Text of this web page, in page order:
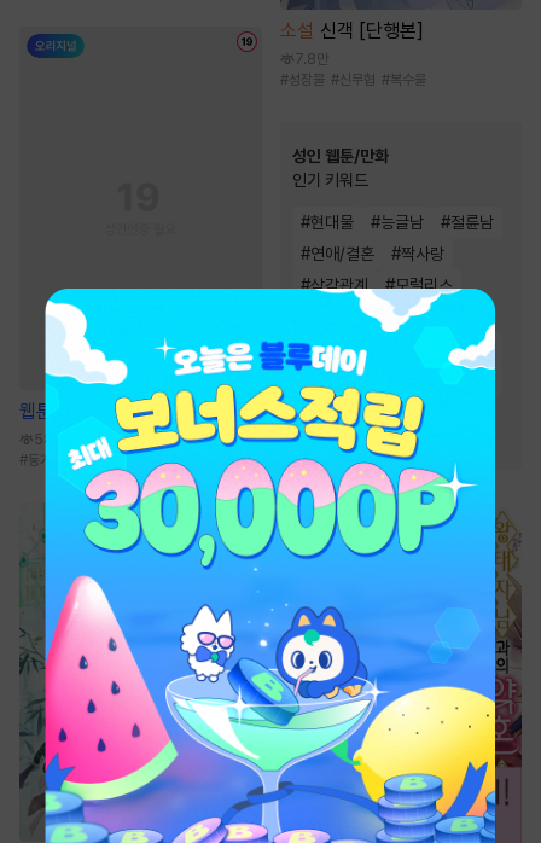
웹툰 순정 테러리즘
58.2만
#동거 첫경험 # 연상공 #능글공 문란공
소설 신객 [단행본]
7.8만
#성장물 #신무협 #복수물
성인 웹툰/만화
인기 키워드
#현대물 #능글남 #절륜남
#연애/결혼 #짝사랑
#삼각관계 #모럴리스
오피스물 #여성인기
#후방주의 #원나잇
고수위
#하드코어 #스테디셀러
#능욕 # 직진남